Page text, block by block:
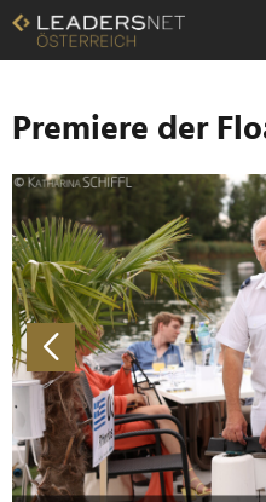
Zum
Inhalt
Zur
Navigation
Zur
Hauptnavigation
Premiere der